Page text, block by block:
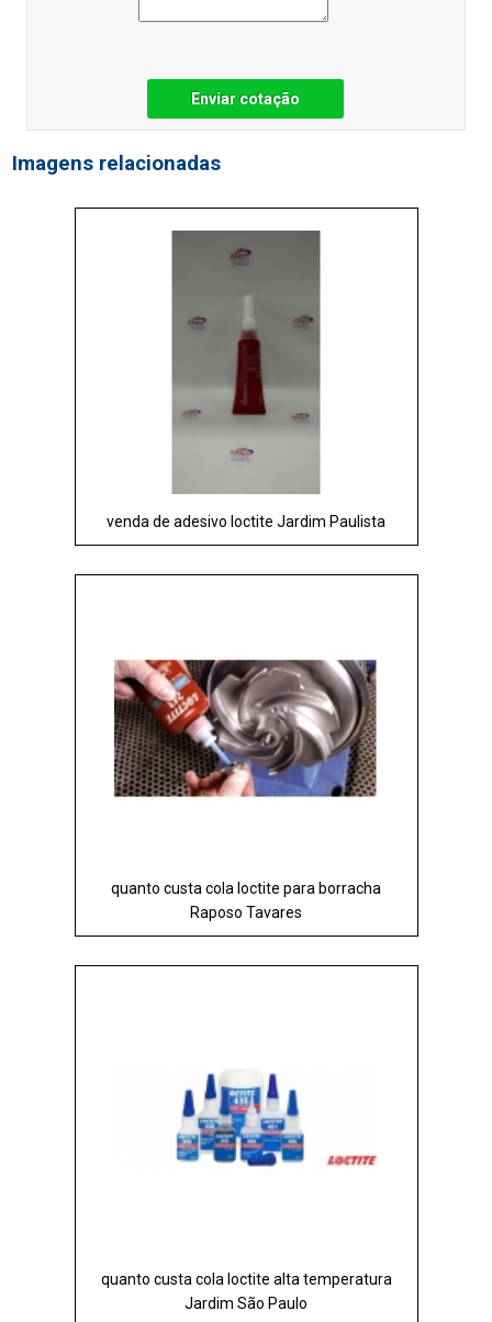
Enviar cotação
Imagens relacionadas
venda de adesivo loctite Jardim Paulista
quanto custa cola loctite para borracha
Raposo Tavares
quanto custa cola loctite alta temperatura
Jardim São Paulo